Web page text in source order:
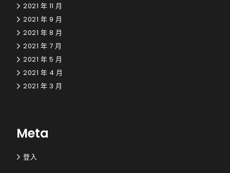
2021 年 11 月
2021 年 9 月
2021 年 8 月
2021 年 7 月
2021 年 5 月
2021 年 4 月
2021 年 3 月
Meta
登入